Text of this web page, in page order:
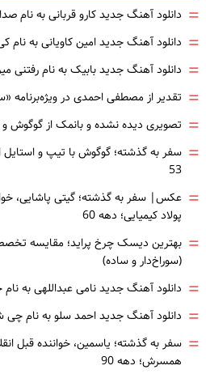
= دانلود آهنگ جدید کارو قربانی به نام
= دانلود آهنگ جدید امین کاویانی به نام
= دانلود آهنگ جدید بابیک به نام رفتنی
= تقدیر از مصطفی احمدی در ویژه‌برنامه
= تصویری دیده نشده و بانمک از گوگوش
=
53
= عکس| سفر به گذشته؛ گیتی پاشایی،
پولاد کیمیایی؛ دهه 60
= بهترین دیسک چرخ پراید؛ مقایسه
(سوراخ‌دار و ساده)
= دانلود آهنگ جدید نامی عبداللهی به
= دانلود آهنگ جدید احمد سلو به نام
= سفر به گذشته؛ یاسمین، خواننده قبل
همسرش؛ دهه 90